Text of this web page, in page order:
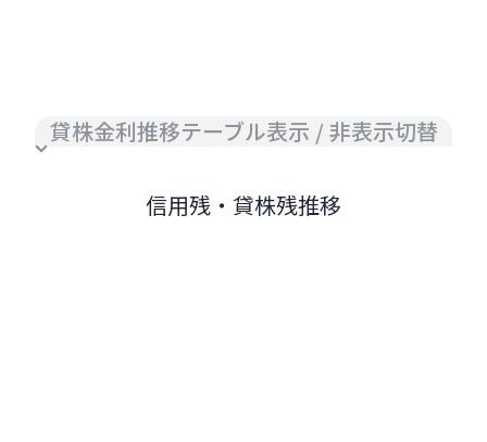
貸株金利推移テーブル表示 / 非表示切替
信用残・貸株残推移